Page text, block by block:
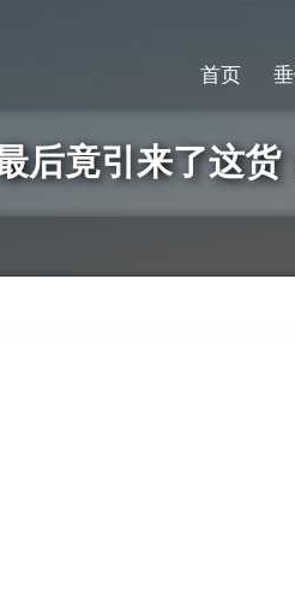
首页
后竟引来了这货